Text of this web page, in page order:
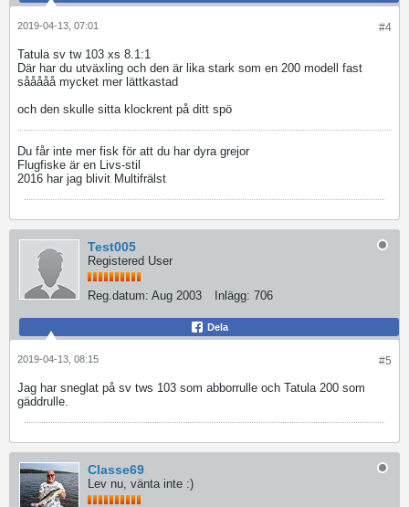
#4
2019-04-13, 07:01
Tatula sv tw 103 xs 8.1:1
Där har du utväxling och den är lika stark som en 200 modell fast
sååååå mycket mer lättkastad
och den skulle sitta klockrent på ditt spö
Du får inte mer fisk för att du har dyra grejor
Flugfiske är en Livs-stil
2016 har jag blivit Multifrälst
Test005
Registered User
Reg.datum: Aug 2003 Inlägg: 706
Dela
#5
2019-04-13, 08:15
Jag har sneglat på sv tws 103 som abborrulle och Tatula 200 som
gäddrulle.
Classe69
Lev nu, vänta inte :)